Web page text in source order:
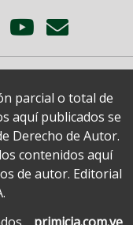
parcial o total de
aquí publicados se
Derecho de Autor.
contenidos aquí
de autor. Editorial